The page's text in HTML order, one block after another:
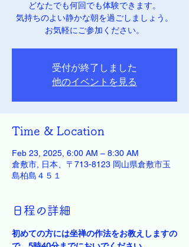
どなたでも何回でも体験できます。
気持ちのよい静かな朝を過ごしましょう。
お気軽にご参加ください。
受付が終了しました
他のイベントを見る
Time & Location
Feb 23, 2025, 6:00 AM – 8:30 AM
倉敷市, 日本、〒713-8123 岡山県倉敷市玉
島柏島４５１
日程の詳細
初めての方には坐禅の作法をお教えしますの